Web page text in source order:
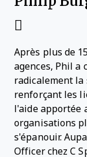
Après plus de
agences, Phil a
radicalement la
renforçant les
l'aide apportée
organisations
s'épanouir.
Officer chez C